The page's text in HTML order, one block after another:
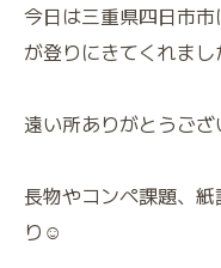
今日は三重県四日市
が登りにきてくれまし
遠い所ありがとうござ
長物やコンペ課題、
り☺️